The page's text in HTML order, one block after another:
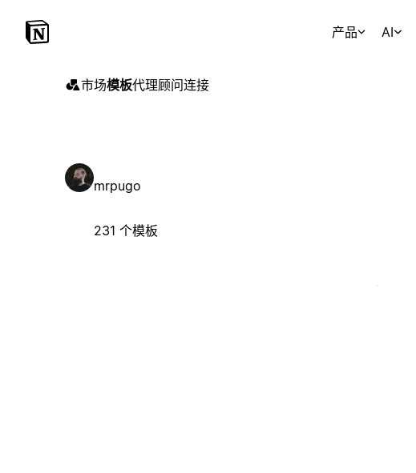
产品 AI
市场模板代理顾问连接
mrpugo
231 个模板